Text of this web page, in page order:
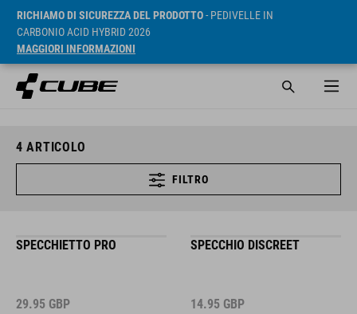
RICHIAMO DI SICUREZZA DEL PRODOTTO- PEDIVELLE IN
CARBONIO ACID HYBRID 2026
MAGGIORI INFORMAZIONI
4 ARTICOLO
FILTRO
SPECCHIETTO PRO
29.95 GBP
SPECCHIO DISCREET
14.95 GBP